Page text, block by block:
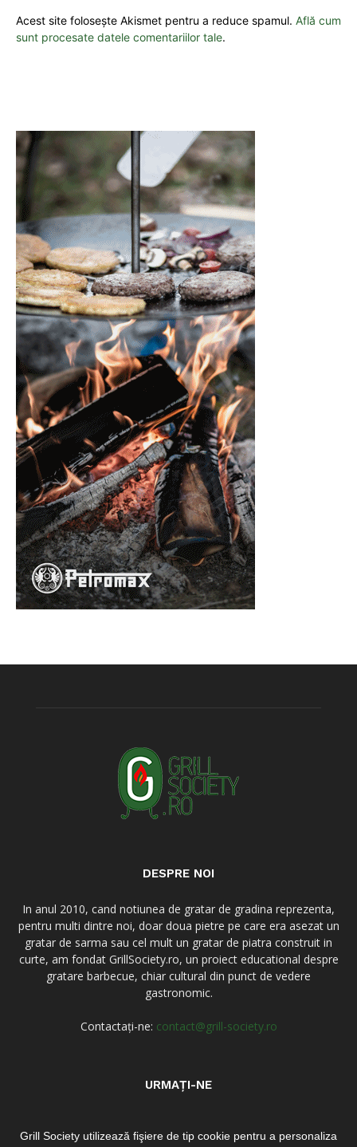
Grill Society utilizează fişiere de tip cookie pentru a personaliza
Acest site folosește Akismet pentru a reduce spamul. Află cum
sunt procesate datele comentariilor tale.
DESPRE NOI
In anul 2010, cand notiunea de gratar de gradina reprezenta,
pentru multi dintre noi, doar doua pietre pe care era asezat un
gratar de sarma sau cel mult un gratar de piatra construit in
curte, am fondat GrillSociety.ro, un proiect educational despre
gratare barbecue, chiar cultural din punct de vedere
gastronomic.
Contactați-ne: contact@grill-society.ro
URMAȚI-NE